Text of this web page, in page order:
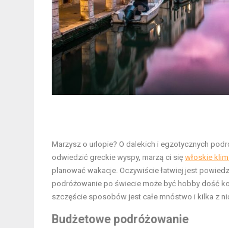
Marzysz o urlopie? O dalekich i egzotycznych
odwiedzić greckie wyspy, marzą ci się włoskie
planować wakacje. Oczywiście łatwiej jest
podróżowanie po świecie może być hobby dość
szczęście sposobów jest całe mnóstwo i kilka z
Budżetowe podróżowanie